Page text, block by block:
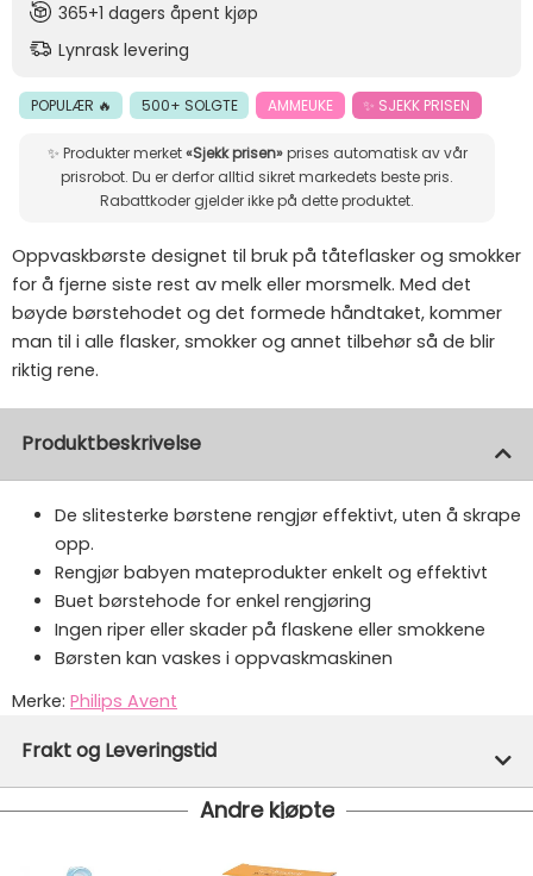
365+1 dagers åpent kjøp
Lynrask levering
POPULÆR 🔥 500+ SOLGTE AMMEUKE ✨ SJEKK PRISEN
✨ Produkter merket«Sjekk prisen»prises automatisk av vår
prisrobot. Du er derfor alltid sikret markedets beste pris.
Rabattkoder gjelder ikke på dette produktet.
Oppvaskbørste designet til bruk på tåteflasker og smokker
for å fjerne siste rest av melk eller morsmelk. Med det
bøyde børstehodet og det formede håndtaket, kommer
man til i alle flasker, smokker og annet tilbehør så de blir
riktig rene.
Produktbeskrivelse
De slitesterke børstene rengjør effektivt, uten å skrape
opp.
Rengjør babyen mateprodukter enkelt og effektivt
Buet børstehode for enkel rengjøring
Ingen riper eller skader på flaskene eller smokkene
Børsten kan vaskes i oppvaskmaskinen
Merke: Philips Avent
Frakt og Leveringstid
På lager hos oss - klar for utsendelse innen 24 timer
Andre kjøpte